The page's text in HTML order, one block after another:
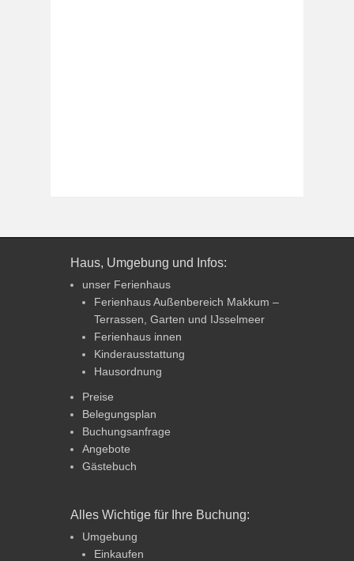
Haus, Umgebung und Infos:
unser Ferienhaus
Ferienhaus Außenbereich Makkum –
Terrassen, Garten und IJsselmeer
Ferienhaus innen
Kinderausstattung
Hausordnung
Preise
Belegungsplan
Buchungsanfrage
Angebote
Gästebuch
Alles Wichtige für Ihre Buchung:
Umgebung
Einkaufen